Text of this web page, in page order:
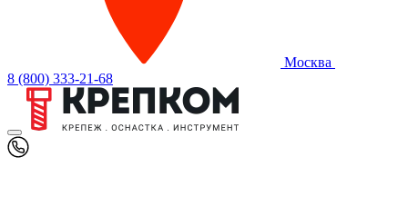
Москва
8 (800) 333-21-68